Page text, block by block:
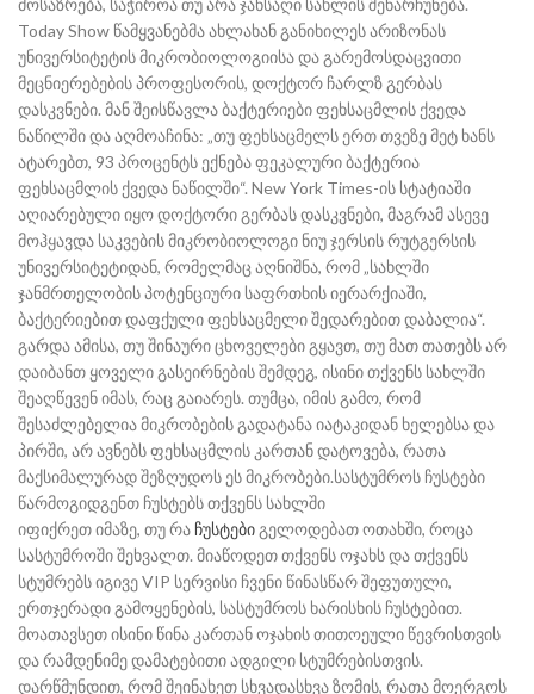
Today Show წამყვანებმა ახლახან განიხილეს არიზონას
უნივერსიტეტის მიკრობიოლოგიისა და გარემოსდაცვითი
მეცნიერებების პროფესორის, დოქტორ ჩარლზ გერბას
დასკვნები. მან შეისწავლა ბაქტერიები ფეხსაცმლის ქვედა
ნაწილში და აღმოაჩინა: „თუ ფეხსაცმელს ერთ თვეზე მეტ ხანს
ატარებთ, 93 პროცენტს ექნება ფეკალური ბაქტერია
ფეხსაცმლის ქვედა ნაწილში“. New York Times-ის სტატიაში
აღიარებული იყო დოქტორი გერბას დასკვნები, მაგრამ ასევე
მოჰყავდა საკვების მიკრობიოლოგი ნიუ ჯერსის რუტგერსის
უნივერსიტეტიდან, რომელმაც აღნიშნა, რომ „სახლში
ჯანმრთელობის პოტენციური საფრთხის იერარქიაში,
ბაქტერიებით დაფქული ფეხსაცმელი შედარებით დაბალია“.
გარდა ამისა, თუ შინაური ცხოველები გყავთ, თუ მათ თათებს არ
დაიბანთ ყოველი გასეირნების შემდეგ, ისინი თქვენს სახლში
შეაღწევენ იმას, რაც გაიარეს. თუმცა, იმის გამო, რომ
შესაძლებელია მიკრობების გადატანა იატაკიდან ხელებსა და
პირში, არ ავნებს ფეხსაცმლის კართან დატოვება, რათა
მაქსიმალურად შეზღუდოს ეს მიკრობები.სასტუმროს ჩუსტები
წარმოგიდგენთ ჩუსტებს თქვენს სახლში
იფიქრეთ იმაზე, თუ რა ჩუსტებიგელოდებათ ოთახში, როცა
სასტუმროში შეხვალთ. მიაწოდეთ თქვენს ოჯახს და თქვენს
სტუმრებს იგივე VIP სერვისი ჩვენი წინასწარ შეფუთული,
ერთჯერადი გამოყენების, სასტუმროს ხარისხის ჩუსტებით.
მოათავსეთ ისინი წინა კართან ოჯახის თითოეული წევრისთვის
და რამდენიმე დამატებითი ადგილი სტუმრებისთვის.
დარწმუნდით, რომ შეინახეთ სხვადასხვა ზომის, რათა მოერგოს